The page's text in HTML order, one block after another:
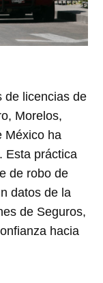
de licencias de
Morelos,
México ha
Esta práctica
de robo de
datos de la
de Seguros,
hacia